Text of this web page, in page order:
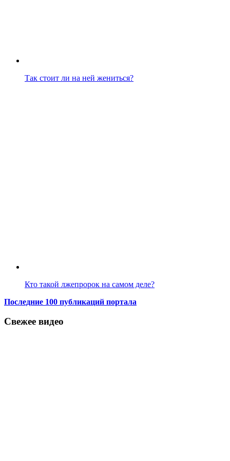
Так стоит ли на ней жениться?
Кто такой лжепророк на самом деле?
Последние 100 публикаций портала
Свежее видео